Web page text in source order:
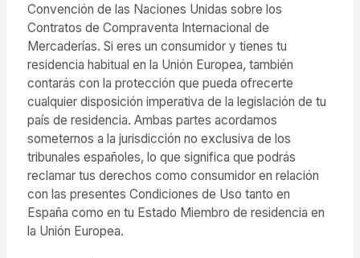
Convención de las Naciones Unidas sobre los
Contratos de Compraventa Internacional de
Mercaderías. Si eres un consumidor y tienes tu
residencia habitual en la Unión Europea, también
contarás con la protección que pueda ofrecerte
cualquier disposición imperativa de la legislación de tu
país de residencia. Ambas partes acordamos
someternos a la jurisdicción no exclusiva de los
tribunales españoles, lo que significa que podrás
reclamar tus derechos como consumidor en relación
con las presentes Condiciones de Uso tanto en
España como en tu Estado Miembro de residencia en
la Unión Europea.